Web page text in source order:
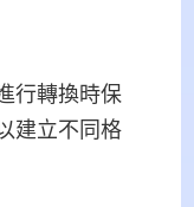
行轉換時保
建立不同格